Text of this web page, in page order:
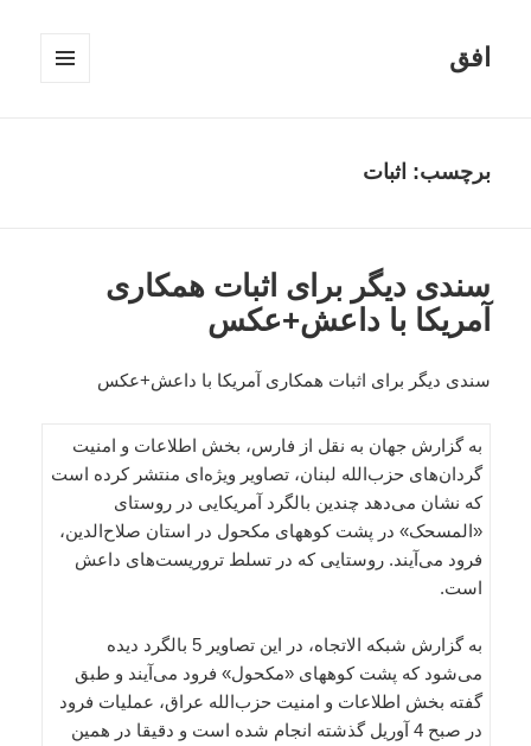
افق
برچسب: اثبات
سندی دیگر برای اثبات همکاری
آمریکا با داعش+عکس
سندی دیگر برای اثبات همکاری آمریکا با داعش+عکس
به گزارش جهان به نقل از فارس، بخش اطلاعات و امنیت
گردان‌های حزب‌الله لبنان، تصاویر ویژه‌ای منتشر کرده است
که نشان می‌دهد چندین بالگرد آمریکایی در روستای
«المسحک» در پشت کوههای مکحول در استان صلاح‌الدین،
فرود می‌آیند. روستایی که در تسلط تروریست‌های داعش
است.
به گزارش شبکه الاتجاه، در این تصاویر 5 بالگرد دیده
می‌شود که پشت کوههای «مکحول» فرود می‌آیند و طبق
گفته بخش اطلاعات و امنیت حزب‌الله عراق، عملیات فرود
در صبح 4 آوریل گذشته انجام شده است و دقیقا در همین